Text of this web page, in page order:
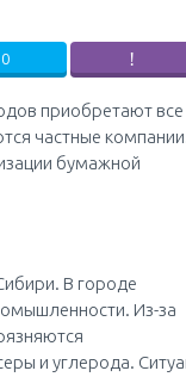
0
приобретают все
частные
бумажной
В городе
Из-за
и углерода.